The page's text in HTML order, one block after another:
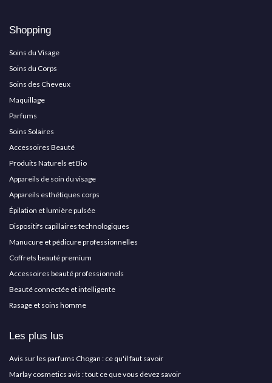
Shopping
Soins du Visage
Soins du Corps
Soins des Cheveux
Maquillage
Parfums
Soins Solaires
Accessoires Beauté
Produits Naturels et Bio
Appareils de soin du visage
Appareils esthétiques corps
Épilation et lumière pulsée
Dispositifs capillaires technologiques
Manucure et pédicure professionnelles
Coffrets beauté premium
Accessoires beauté professionnels
Beauté connectée et intelligente
Rasage et soins homme
Les plus lus
Avis sur les parfums Chogan : ce qu'il faut savoir
Marlay cosmetics avis : tout ce que vous devez savoir